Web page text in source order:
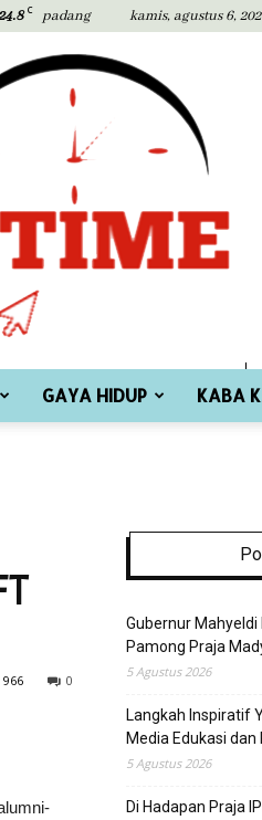
C padang kamis, agustus 6,
GAYA HIDUP KABA
0
966
Gubernur
Pamong Praja
5 Agustus 2026
Langkah Inspiratif
Media Edukasi
5 Agustus 2026
Di Hadapan Praja